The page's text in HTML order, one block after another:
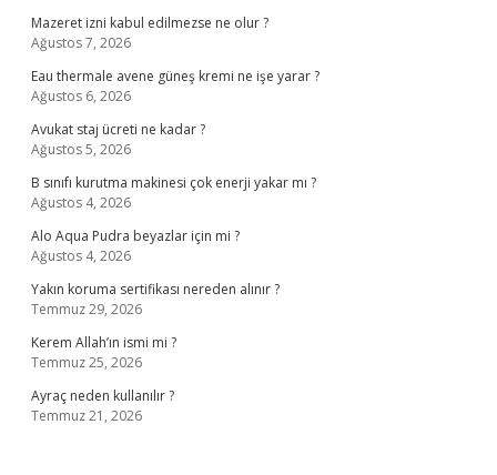
Mazeret izni kabul edilmezse ne olur ?
Ağustos 7, 2026
Eau thermale avene güneş kremi ne işe yarar ?
Ağustos 6, 2026
Avukat staj ücreti ne kadar ?
Ağustos 5, 2026
B sınıfı kurutma makinesi çok enerji yakar mı ?
Ağustos 4, 2026
Alo Aqua Pudra beyazlar için mi ?
Ağustos 4, 2026
Yakın koruma sertifikası nereden alınır ?
Temmuz 29, 2026
Kerem Allah’ın ismi mi ?
Temmuz 25, 2026
Ayraç neden kullanılır ?
Temmuz 21, 2026